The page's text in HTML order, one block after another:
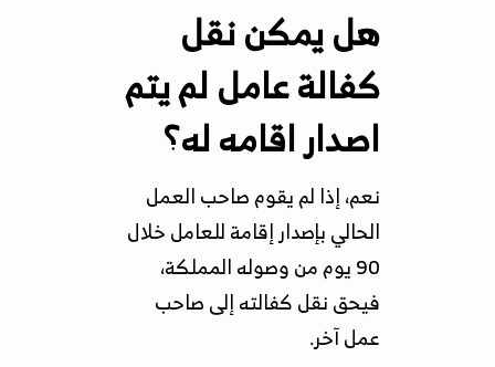
هل يمكن نقل
كفالة عامل لم يتم
اصدار اقامه له؟
نعم، إذا لم يقوم صاحب العمل
الحالي بإصدار إقامة للعامل خلال
90 يوم من وصوله المملكة،
فيحق نقل كفالته إلى صاحب
عمل آخر.